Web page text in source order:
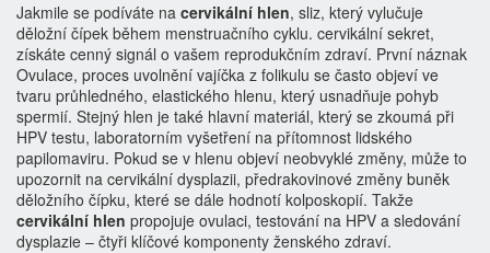
Jakmile se podíváte na cervikální hlen, sliz, který vylučuje
děložní čípek během menstruačního cyklu. cervikální sekret,
získáte cenný signál o vašem reprodukčním zdraví. První náznak
Ovulace, proces uvolnění vajíčka z folikulu se často objeví ve
tvaru průhledného, elastického hlenu, který usnadňuje pohyb
spermií. Stejný hlen je také hlavní materiál, který se zkoumá při
HPV testu, laboratorním vyšetření na přítomnost lidského
papilomaviru. Pokud se v hlenu objeví neobvyklé změny, může to
upozornit na cervikální dysplazii, předrakovinové změny buněk
děložního čípku, které se dále hodnotí kolposkopií. Takže
cervikální hlen propojuje ovulaci, testování na HPV a sledování
dysplazie – čtyři klíčové komponenty ženského zdraví.